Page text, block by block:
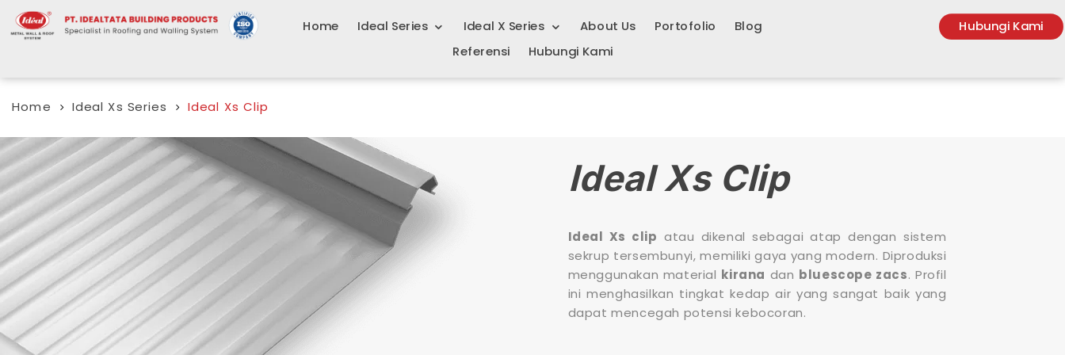
Home Ideal Series Ideal X Series About Us Portofolio
Blog
Referensi
Hubungi Kami
Hubungi Kami
Home 5 Ideal Xs Series 5 Ideal Xs Clip
IdealXs Clip
Ideal Xs clip atau dikenal sebagai atap dengan sistem
sekrup tersembunyi, memiliki gaya yang modern. Diproduksi
menggunakan material kirana dan bluescope zacs. Profil
ini menghasilkan tingkat kedap air yang sangat baik yang
dapat mencegah potensi kebocoran.